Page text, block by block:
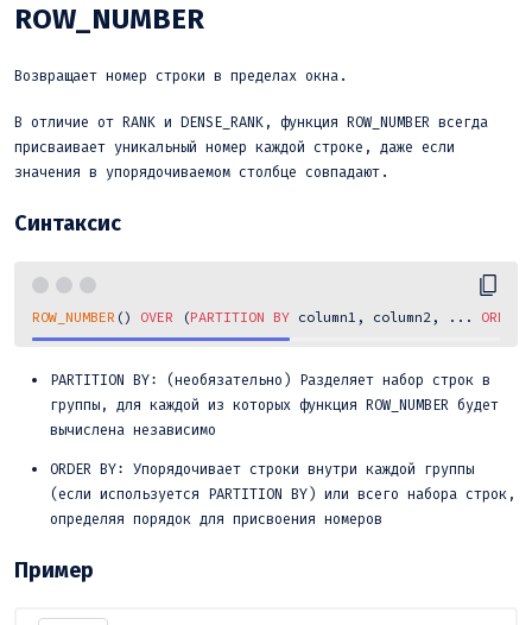
ROW_NUMBER
Возвращает номер строки в пределах окна.
В отличие от RANK и DENSE_RANK, функция ROW_NUMBER всегда
присваивает уникальный номер каждой строке, даже если
значения в упорядочиваемом столбце совпадают.
Синтаксис
ROW_NUMBER () OVER (PARTITION BY column1, column2, ... ORDER
PARTITION BY: (необязательно) Разделяет набор строк в
группы, для каждой из которых функция ROW_NUMBER будет
вычислена независимо
ORDER BY: Упорядочивает строки внутри каждой группы
(если используется PARTITION BY) или всего набора строк,
определяя порядок для присвоения номеров
Пример